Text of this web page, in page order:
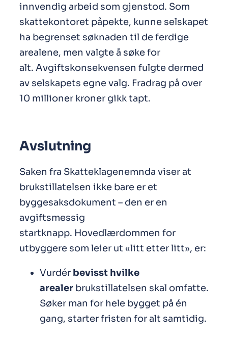
innvendig arbeid som gjenstod. Som
skattekontoret påpekte, kunne selskapet
ha begrenset søknaden til de ferdige
arealene, men valgte å søke for
alt. Avgiftskonsekvensen fulgte dermed
av selskapets egne valg. Fradrag på over
10 millioner kroner gikk tapt.
Avslutning
Saken fra Skatteklagenemnda viser at
brukstillatelsen ikke bare er et
byggesaksdokument – den er en
avgiftsmessig
startknapp. Hovedlærdommen for
utbyggere som leier ut «litt etter litt», er:
Vurdér bevisst hvilke
arealer brukstillatelsen skal omfatte.
Søker man for hele bygget på én
gang, starter fristen for alt samtidig.